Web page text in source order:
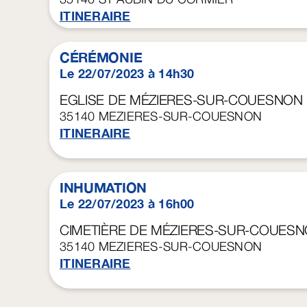
ITINERAIRE
CÉRÉMONIE
Le 22/07/2023 à 14h30
EGLISE DE MÉZIERES-SUR-COUESNON
35140 MEZIERES-SUR-COUESNON
ITINERAIRE
INHUMATION
Le 22/07/2023 à 16h00
CIMETIÈRE DE MÉZIERES-SUR-
35140 MEZIERES-SUR-COUESNON
ITINERAIRE